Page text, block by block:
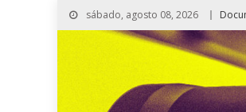
sábado, agosto 08, 2026